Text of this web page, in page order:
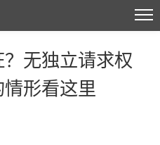
无独立请求权
形看这里